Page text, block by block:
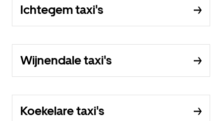
Ichtegem taxi's
Wijnendale taxi's
Koekelare taxi's